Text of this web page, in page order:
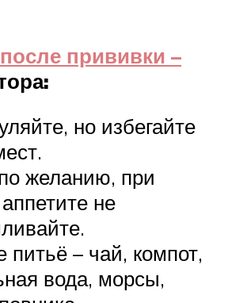
прививки –
но избегайте
желанию, при
не
питьё – чай, компот,
вода, морсы,